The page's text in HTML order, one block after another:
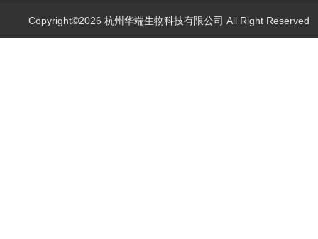
Copyright©2026 杭州华端生物科技有限公司 All Right